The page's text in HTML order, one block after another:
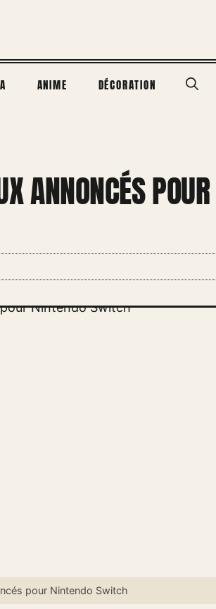
ANIME DÉCORATION
ANNONCÉS POUR
pour Nintendo Switch